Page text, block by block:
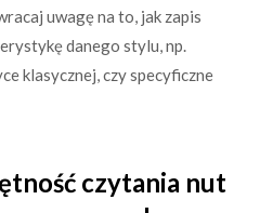
uwagę na to, jak zapis
danego stylu, np.
klasycznej, czy specyficzne
czytania nut